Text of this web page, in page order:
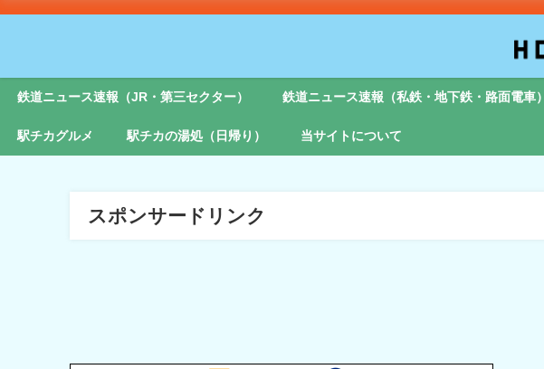
鉄道ニュース速報（JR・第三セクター） 鉄道ニュース速報（私鉄・地下鉄・路面電車）
駅チカグルメ 駅チカの湯処（日帰り） 当サイトについて
スポンサードリンク